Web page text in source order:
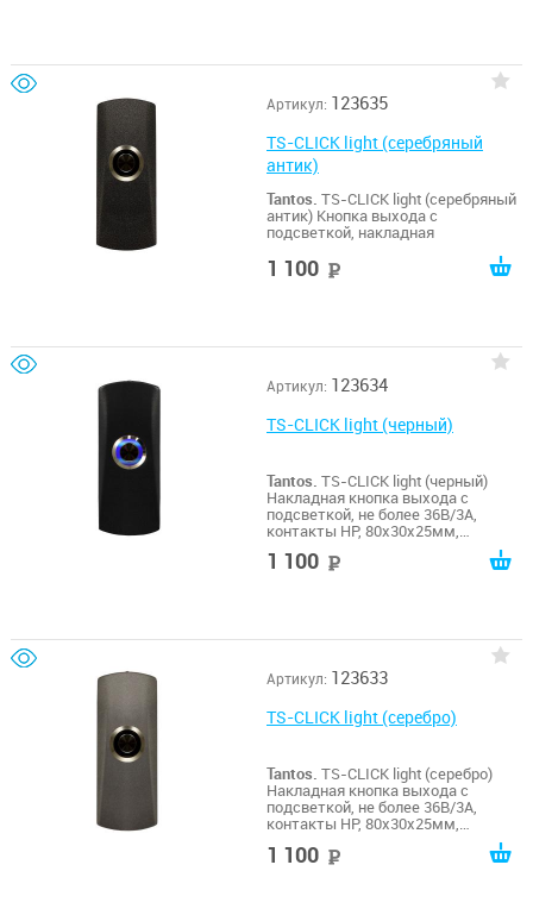
Артикул: 123635
TS-CLICK light (серебряный
антик)
Tantos. TS-CLICK light (серебряный
антик) Кнопка выхода с
подсветкой, накладная
1 100
Артикул: 123634
TS-CLICK light (черный)
Tantos. TS-CLICK light (черный)
Накладная кнопка выхода с
подсветкой, не более 36В/3А,
контакты НР, 80х30х25мм,
-20...+55гр.С, цинковый сплав, цвет
покрытия - черный
1 100
Артикул: 123633
TS-CLICK light (серебро)
Tantos. TS-CLICK light (серебро)
Накладная кнопка выхода с
подсветкой, не более 36В/3А,
контакты НР, 80х30х25мм,
-20...+55гр.С, цинковый сплав, цвет
покрытия - серебро
1 100